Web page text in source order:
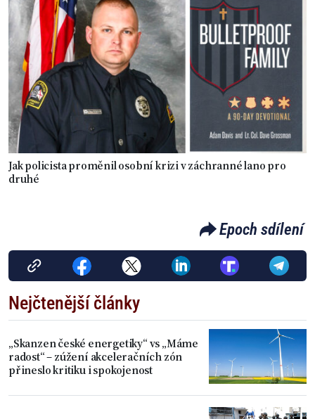
Jak policista proměnil osobní krizi v záchranné lano pro
druhé
Epoch sdílení
Nejčtenější články
„Skanzen české energetiky“ vs „Máme
radost“ – zúžení akceleračních zón
přineslo kritiku i spokojenost